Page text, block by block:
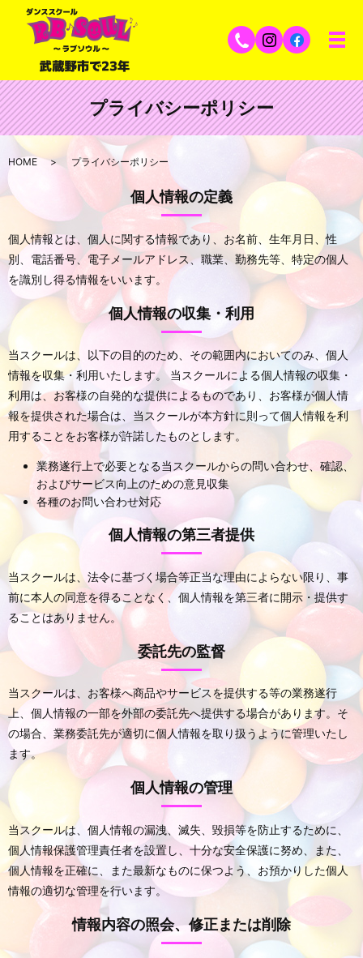
プライバシーポリシー
HOME プライバシーポリシー
個人情報の定義
個人情報とは、個人に関する情報であり、お名前、生年月日、性
別、電話番号、電子メールアドレス、職業、勤務先等、特定の個人
を識別し得る情報をいいます。
個人情報の収集・利用
当スクールは、以下の目的のため、その範囲内においてのみ、個人
情報を収集・利用いたします。 当スクールによる個人情報の収集・
利用は、お客様の自発的な提供によるものであり、お客様が個人情
報を提供された場合は、当スクールが本方針に則って個人情報を利
用することをお客様が許諾したものとします。
業務遂行上で必要となる当スクールからの問い合わせ、確認、
およびサービス向上のための意見収集
各種のお問い合わせ対応
個人情報の第三者提供
当スクールは、法令に基づく場合等正当な理由によらない限り、事
前に本人の同意を得ることなく、個人情報を第三者に開示・提供す
ることはありません。
委託先の監督
当スクールは、お客様へ商品やサービスを提供する等の業務遂行
上、個人情報の一部を外部の委託先へ提供する場合があります。そ
の場合、業務委託先が適切に個人情報を取り扱うように管理いたし
ます。
個人情報の管理
当スクールは、個人情報の漏洩、滅失、毀損等を防止するために、
個人情報保護管理責任者を設置し、十分な安全保護に努め、また、
個人情報を正確に、また最新なものに保つよう、お預かりした個人
情報の適切な管理を行います。
情報内容の照会、修正または削除